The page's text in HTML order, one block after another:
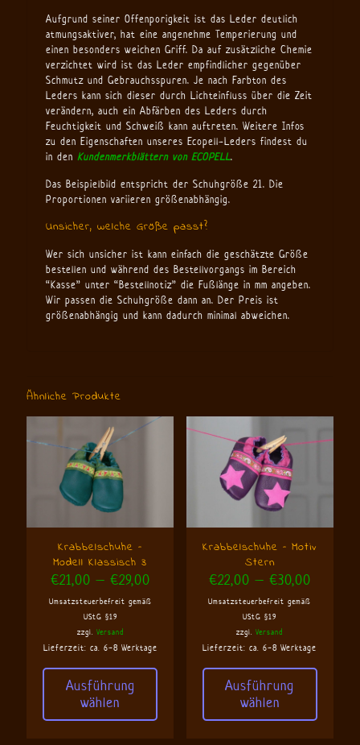
Aufgrund seiner Offenporigkeit ist das Leder deutlich
atmungsaktiver, hat eine angenehme Temperierung und
einen besonders weichen Griff. Da auf zusätzliche Chemie
verzichtet wird ist das Leder empfindlicher gegenüber
Schmutz und Gebrauchsspuren. Je nach Farbton des
Leders kann sich dieser durch Lichteinfluss über die Zeit
verändern, auch ein Abfärben des Leders durch
Feuchtigkeit und Schweiß kann auftreten. Weitere Infos
zu den Eigenschaften unseres Ecopell-Leders findest du
in denKundenmerkblättern von ECOPELL.
Das Beispielbild entspricht der Schuhgröße 21. Die
Proportionen variieren größenabhängig.
Unsicher, welche Größe passt?
Wer sich unsicher ist kann einfach die geschätzte Größe
bestellen und während des Bestellvorgangs im Bereich
“Kasse” unter “Bestellnotiz” die Fußlänge in mm angeben.
Wir passen die Schuhgröße dann an. Der Preis ist
größenabhängig und kann dadurch minimal abweichen.
Ähnliche Produkte
Krabbelschuhe –
Modell Klassisch 3
€21,00 – €29,00Preisspanne:
€21,00
bis
Umsatzsteuerbefreit gemäß
UStG §19
zzgl. Versand
Lieferzeit: ca. 6-8 Werktage
Ausführung
wählen
Produkt
Krabbelschuhe – Motiv
Stern
€22,00 – €30,00
Umsatzsteuerbefreit gemäß
UStG §19
zzgl.Versand
Lieferzeit: ca. 6-8 Werktage
Ausführung
wählen
Produkt